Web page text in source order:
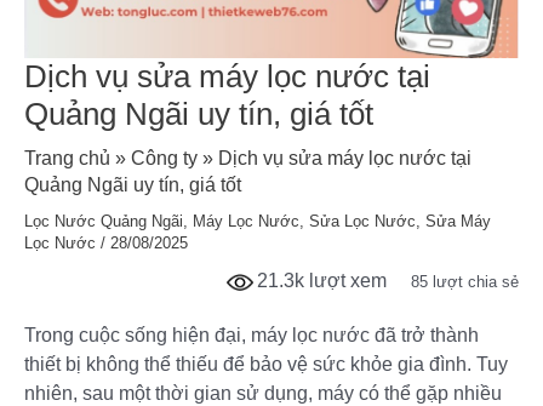
Dịch vụ sửa máy lọc nước tại
Quảng Ngãi uy tín, giá tốt
Trang chủ » Công ty » Dịch vụ sửa máy lọc nước tại
Quảng Ngãi uy tín, giá tốt
Lọc Nước Quảng Ngãi, Máy Lọc Nước, Sửa Lọc Nước, Sửa Máy
Lọc Nước / 28/08/2025
21.3k lượt xem 85 lượt chia sẻ
Trong cuộc sống hiện đại, máy lọc nước đã trở thành
thiết bị không thể thiếu để bảo vệ sức khỏe gia đình. Tuy
nhiên, sau một thời gian sử dụng, máy có thể gặp nhiều